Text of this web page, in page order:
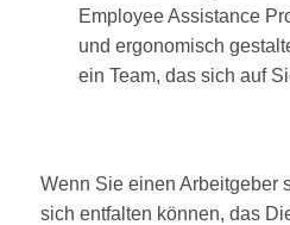
Employee Assistance
und ergonomisch
ein Team, das sich auf
Wenn Sie einen Arbeitgeber
sich entfalten können, das